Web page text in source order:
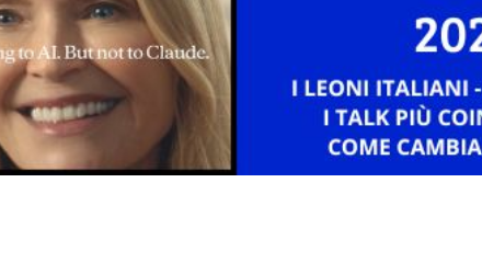
CSR
STRATEGIE
CINEMA